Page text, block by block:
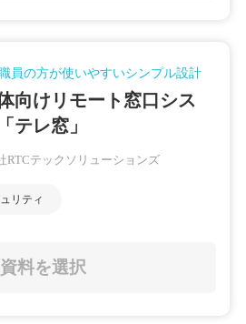
員の方が使いやすいシンプル設計
向けリモート窓口シス
テレ窓」
RTCテックソリューションズ
リティ
資料を選択